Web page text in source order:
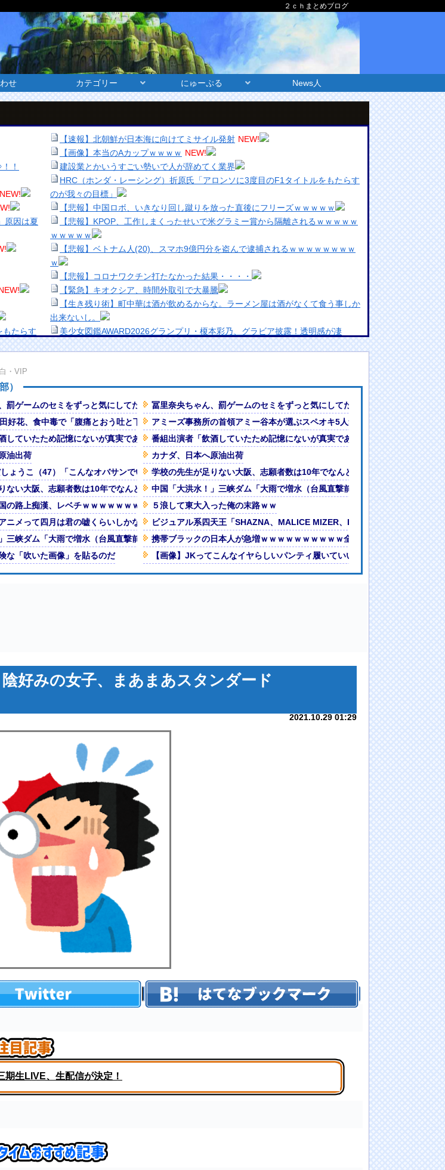
２ｃｈまとめブログ
せ カテゴリー にゅーぷる News人
！
NEW!
原因は夏
もたらす
不満
。
文したら
ｗｗｗ
装を着て
【速報】北朝鮮が日本海に向けてミサイル発射 NEW!
【画像】本当のAカップｗｗｗｗ NEW!
建設業とかいうすごい勢いで人が辞めてく業界
HRC（ホンダ・レーシング）折原氏「アロンソに3度目のF1タイトルをもたらす
のが我々の目標」
【悲報】中国ロボ、いきなり回し蹴りを放った直後にフリーズｗｗｗｗｗ
【悲報】KPOP、工作しまくったせいで米グラミー賞から隔離されるｗｗｗｗｗ
ｗｗｗｗｗ
【悲報】ベトナム人(20)、スマホ9億円分を盗んで逮捕されるｗｗｗｗｗｗｗｗ
ｗ
【悲報】コロナワクチン打たなかった結果・・・・
【緊急】キオクシア、時間外取引で大暴騰
【生き残り術】町中華は酒が飲めるからな。ラーメン屋は酒がなくて食う事しか
出来ないし。
美少女図鑑AWARD2026グランプリ・榎本彩乃、グラビア披露！透明感が凄
の責務」「情報を取り上げることには大きな意義がある」
【画像】顔100点、体30点の女ｗｗｗ
「洋画に日本版主題歌は必要か?」論争
【悲報】職場で無能判定された人間って割とガチめに差別されるよな・・・
Powered by livedoor 相互RSS
・VIP
）
罰ゲームのセミをずっと気にしてたｗ【乃木坂46】
好花、食中毒で「腹痛とおう吐と下痢が止まらない」原因は夏の風物詩だった
していたため記憶にないが真実であれば申し訳ない」 NHK職員が出演者から性被害 | NHKで性被害を酒のせいと言
油出荷
しょうこ（47）「こんなオバサンでいいの…？」
ない大阪、志願者数は10年でなんと半減 高校生向けイベントの切迫感
の路上痴漢、レベチｗｗｗｗｗｗｗｗｗｗｗｗｗｗｗｗｗｗｗｗｗｗｗｗ
ニメって四月は君の嘘くらいしかないような
三峡ダム「大雨で増水（台風直撃前」中国ダム「緊急放流！」中国鉄道「列車が走行中に流される」中国避難所「
な「吹いた画像」を貼るのだ
冨里奈央ちゃん、罰ゲームのセミをずっと気にしてたｗ【乃木坂46】
アミーズ事務所の首領アミー谷本が選ぶスペオキ5人集がついに決定してしま
番組出演者「飲酒していたため記憶にないが真実であれば申し訳ない」
カナダ、日本へ原油出荷
学校の先生が足りない大阪、志願者数は10年でなんと半減 高校生向けイベ
中国「大洪水！」三峡ダム「大雨で増水（台風直撃前」中国ダム「緊急放
５浪して東大入った俺の末路ｗｗ
ビジュアル系四天王「SHAZNA、MALICE MIZER、La’cryma Christi、
携帯ブラックの日本人が急増ｗｗｗｗｗｗｗｗｗｗ全国に４００万人
【画像】JKってこんなイヤらしいパンティ履いていいの？ｗｗｗｗｗ
陰好みの女子、まあまあスタンダード
2021.10.29 01:29
期生LIVE、生配信が決定！